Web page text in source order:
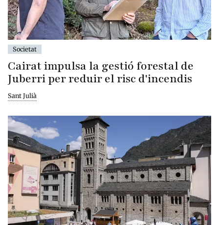
Societat
Cairat impulsa la gestió forestal de
Juberri per reduir el risc d'incendis
Sant Julià